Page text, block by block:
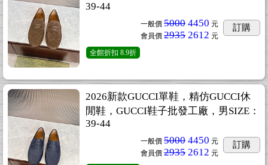
39-44
一般價 5000 4450 元
會員價 2935 2612 元
訂購
全館折扣 8.9折
2026新款GUCCI單鞋，精仿GUCCI休
閒鞋，GUCCI鞋子批發工廠，男SIZE：
39-44
一般價 5000 4450 元
會員價 2935 2612 元
訂購